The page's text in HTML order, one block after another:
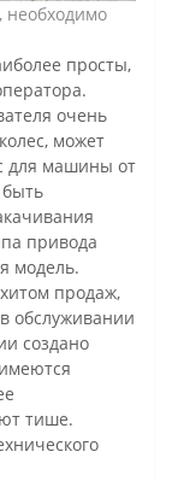
необходимо
просты,
очень
может
для машины от
привода
модель.
продаж,
обслуживании
создано
тише.